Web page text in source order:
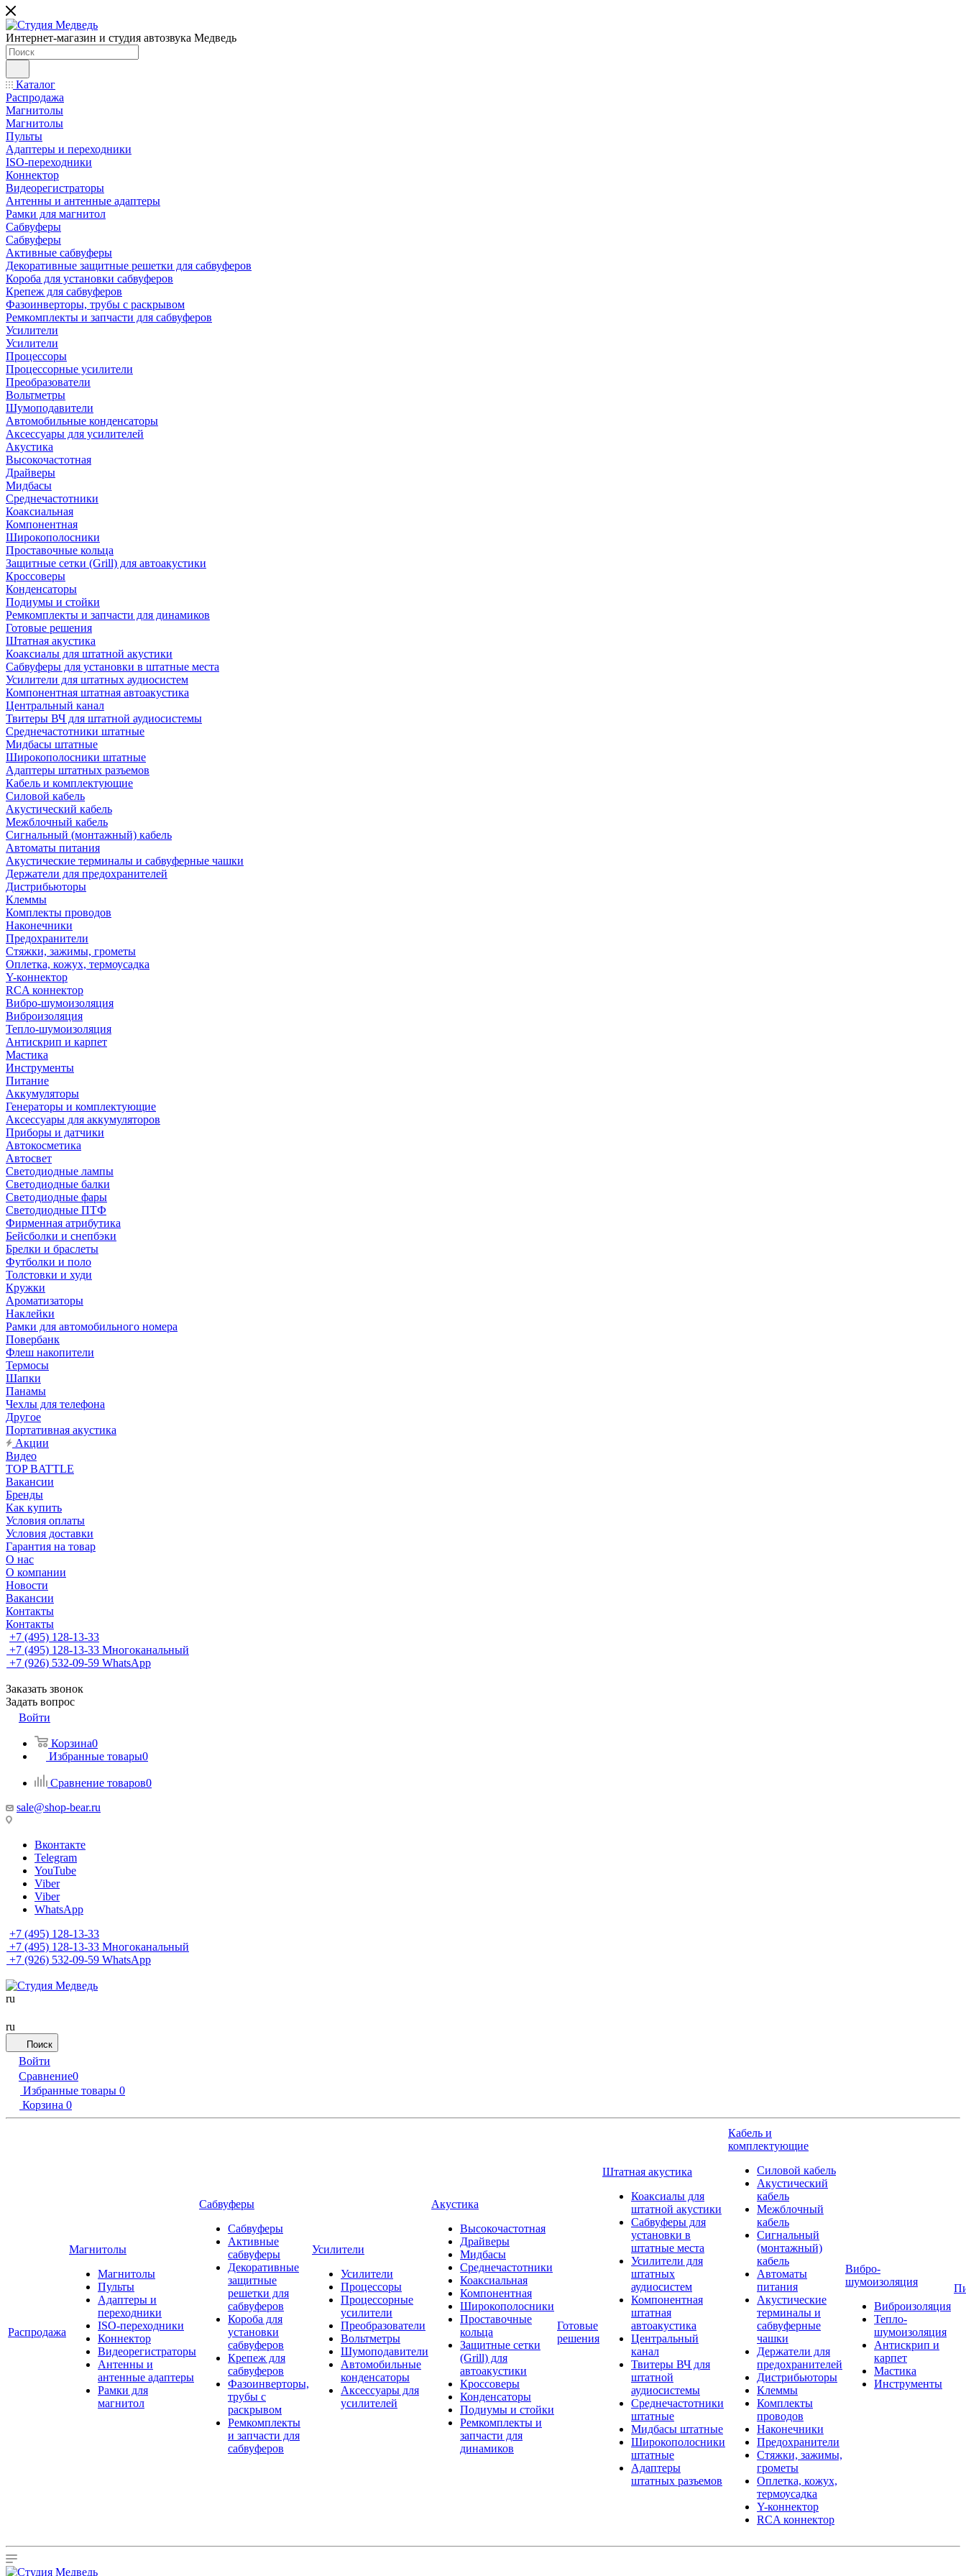
Интернет-магазин и студия автозвука Медведь
Каталог
Распродажа
Магнитолы
Магнитолы
Пульты
Адаптеры и переходники
ISO-переходники
Коннектор
Видеорегистраторы
Антенны и антенные адаптеры
Рамки для магнитол
Сабвуферы
Сабвуферы
Активные сабвуферы
Декоративные защитные решетки для сабвуферов
Короба для установки сабвуферов
Крепеж для сабвуферов
Фазоинверторы, трубы с раскрывом
Ремкомплекты и запчасти для сабвуферов
Усилители
Усилители
Процессоры
Процессорные усилители
Преобразователи
Вольтметры
Шумоподавители
Автомобильные конденсаторы
Аксессуары для усилителей
Акустика
Высокочастотная
Драйверы
Мидбасы
Среднечастотники
Коаксиальная
Компонентная
Широкополосники
Проставочные кольца
Защитные сетки (Grill) для автоакустики
Кроссоверы
Конденсаторы
Подиумы и стойки
Ремкомплекты и запчасти для динамиков
Готовые решения
Штатная акустика
Коаксиалы для штатной акустики
Сабвуферы для установки в штатные места
Усилители для штатных аудиосистем
Компонентная штатная автоакустика
Центральный канал
Твитеры ВЧ для штатной аудиосистемы
Среднечастотники штатные
Мидбасы штатные
Широкополосники штатные
Адаптеры штатных разъемов
Кабель и комплектующие
Силовой кабель
Акустический кабель
Межблочный кабель
Сигнальный (монтажный) кабель
Автоматы питания
Акустические терминалы и сабвуферные чашки
Держатели для предохранителей
Дистрибьюторы
Клеммы
Комплекты проводов
Наконечники
Предохранители
Стяжки, зажимы, грометы
Оплетка, кожух, термоусадка
Y-коннектор
RCA коннектор
Вибро-шумоизоляция
Виброизоляция
Тепло-шумоизоляция
Антискрип и карпет
Мастика
Инструменты
Питание
Аккумуляторы
Генераторы и комплектующие
Аксессуары для аккумуляторов
Приборы и датчики
Автокосметика
Автосвет
Светодиодные лампы
Светодиодные балки
Светодиодные фары
Светодиодные ПТФ
Фирменная атрибутика
Бейсболки и снепбэки
Брелки и браслеты
Футболки и поло
Толстовки и худи
Кружки
Ароматизаторы
Наклейки
Рамки для автомобильного номера
Повербанк
Флеш накопители
Термосы
Шапки
Панамы
Чехлы для телефона
Другое
Портативная акустика
Акции
Видео
TOP BATTLE
Вакансии
Бренды
Как купить
Условия оплаты
Условия доставки
Гарантия на товар
О нас
О компании
Новости
Вакансии
Контакты
Контакты
+7 (495) 128-13-33
+7 (495) 128-13-33 Многоканальный
+7 (926) 532-09-59 WhatsApp
Заказать звонок
Задать вопрос
Войти
Корзина0
Избранные товары0
Сравнение товаров0
sale@shop-bear.ru
Вконтакте
Telegram
YouTube
Viber
Viber
WhatsApp
+7 (495) 128-13-33
+7 (495) 128-13-33 Многоканальный
+7 (926) 532-09-59 WhatsApp
ru
ru
Поиск
Войти
Сравнение0
Избранные товары 0
Корзина 0
Распродажа
Магнитолы
Магнитолы
Пульты
Адаптеры и
переходники
ISO-переходники
Коннектор
Видеорегистраторы
Антенны и
антенные адаптеры
Рамки для
магнитол
Сабвуферы
Сабвуферы
Активные
сабвуферы
Декоративные
защитные
решетки для
сабвуферов
Короба для
установки
сабвуферов
Крепеж для
сабвуферов
Фазоинверторы,
трубы с
раскрывом
Ремкомплекты
и запчасти для
сабвуферов
Усилители
Усилители
Процессоры
Процессорные
усилители
Преобразователи
Вольтметры
Шумоподавители
Автомобильные
конденсаторы
Аксессуары для
усилителей
Акустика
Высокочастотная
Драйверы
Мидбасы
Среднечастотники
Коаксиальная
Компонентная
Широкополосники
Проставочные
кольца
Защитные сетки
(Grill) для
автоакустики
Кроссоверы
Конденсаторы
Подиумы и стойки
Ремкомплекты и
запчасти для
динамиков
Готовые
решения
Штатная акустика
Коаксиалы для
штатной акустики
Сабвуферы для
установки в
штатные места
Усилители для
штатных
аудиосистем
Компонентная
штатная
автоакустика
Центральный
канал
Твитеры ВЧ для
штатной
аудиосистемы
Среднечастотники
штатные
Мидбасы штатные
Широкополосники
штатные
Адаптеры
штатных разъемов
Кабель и
комплектующие
Силовой кабель
Акустический
кабель
Межблочный
кабель
Сигнальный
(монтажный)
кабель
Автоматы
питания
Акустические
терминалы и
сабвуферные
чашки
Держатели для
предохранителей
Дистрибьюторы
Клеммы
Комплекты
проводов
Наконечники
Предохранители
Стяжки, зажимы,
грометы
Оплетка, кожух,
термоусадка
Y-коннектор
RCA коннектор
Вибро-
шумоизоляция
Виброизоляция
Тепло-
шумоизоляция
Антискрип и
карпет
Мастика
Инструменты